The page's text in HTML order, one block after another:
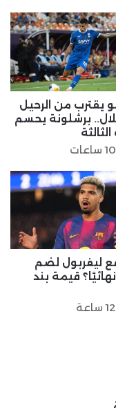
يقترب من الرحيل
برشلونة يحسم
ليفربول لضم
قيمة بند